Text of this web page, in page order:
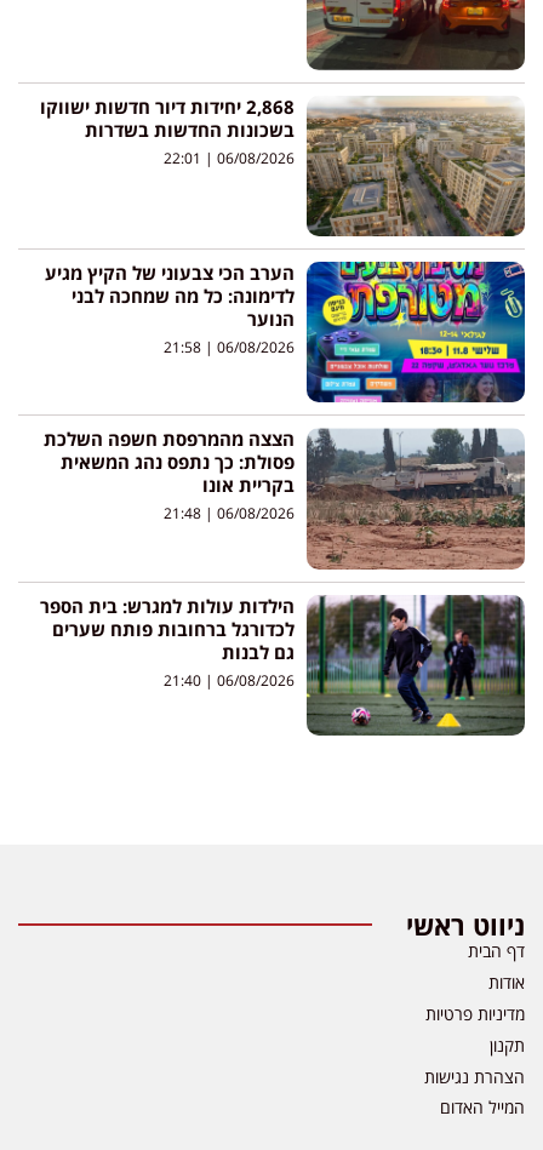
2,868 יחידות דיור חדשות ישווקו
בשכונות החדשות בשדרות
06/08/2026
הערב הכי צבעוני של הקיץ מגיע
לדימונה: כל מה שמחכה לבני
הנוער
06/08/2026
הצצה מהמרפסת חשפה השלכת
פסולת: כך נתפס נהג המשאית
בקריית אונו
06/08/2026
הילדות עולות למגרש: בית הספר
לכדורגל ברחובות פותח שערים
גם לבנות
06/08/2026
ניווט ראשי
דף הבית
אודות
מדיניות פרטיות
תקנון
הצהרת נגישות
המייל האדום